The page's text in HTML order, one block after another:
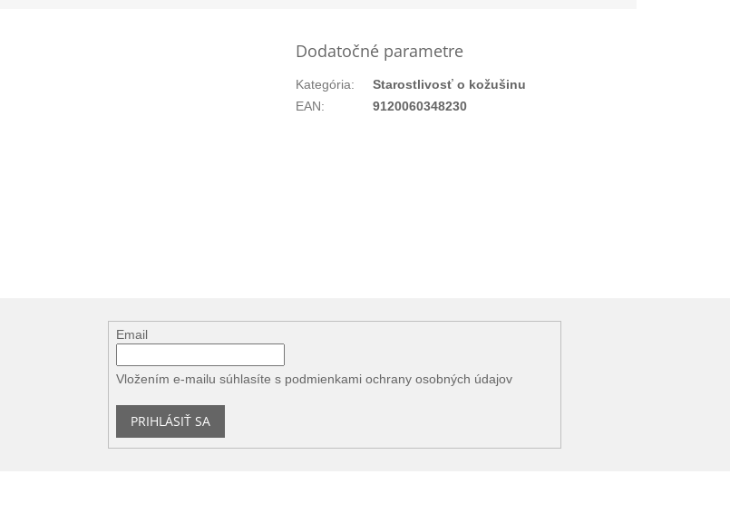
Dodatočné parametre
Kategória:
Starostlivosť o kožušinu
EAN: 9120060348230
Email
Vložením e-mailu súhlasíte s podmienkami ochrany osobných údajov
PRIHLÁSIŤ SA